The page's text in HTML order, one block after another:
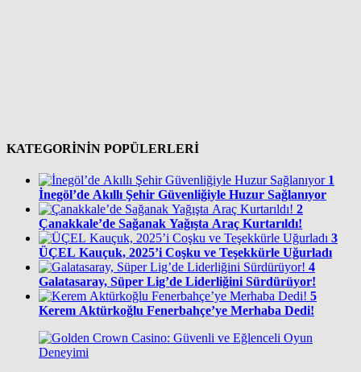
KATEGORİNİN POPÜLERLERİ
1
İnegöl’de Akıllı Şehir Güvenliğiyle Huzur Sağlanıyor
2
Çanakkale’de Sağanak Yağışta Araç Kurtarıldı!
3
ÜÇEL Kauçuk, 2025’i Coşku ve Teşekkürle Uğurladı
4
Galatasaray, Süper Lig’de Liderliğini Sürdürüyor!
5
Kerem Aktürkoğlu Fenerbahçe’ye Merhaba Dedi!